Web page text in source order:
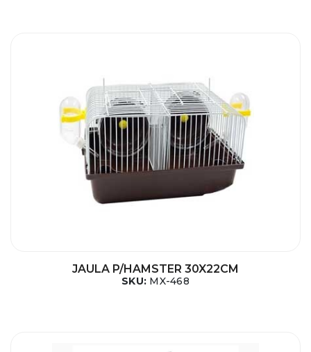
JAULA P/HAMSTER 30X22CM
SKU: MX-468